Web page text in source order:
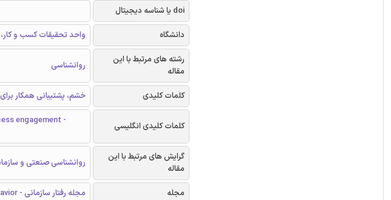
doi یا شناسه دیجیتال
دانشگاه
واحد تحقیقات کسب و کار،
رشته های مرتبط با این
مقاله
روانشناسی
کلمات کلیدی خشم، پشتیبانی همکار برای
کلمات کلیدی انگلیسی
engagement -
گرایش های مرتبط با این
مقاله
روانشناسی صنعتی و
مجله مجله رفتار سازمانی - Journal of Organizational Behavior